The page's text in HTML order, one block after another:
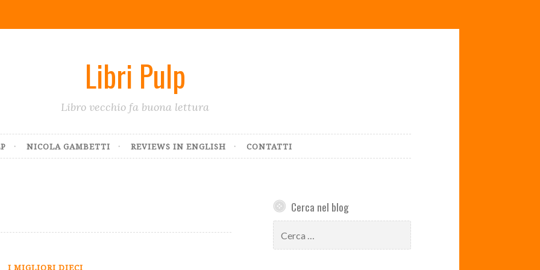
Libri Pulp
Libro vecchio fa buona lettura
NICOLA GAMBETTI REVIEWS IN ENGLISH CONTATTI
I MIGLIORI DIECI
Cerca nel blog
per: